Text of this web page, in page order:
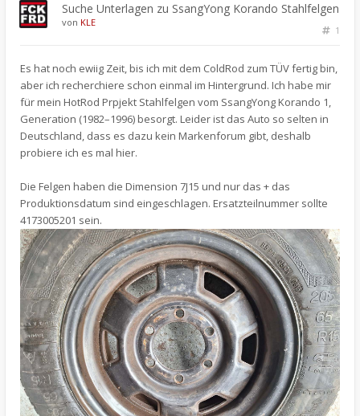
Suche Unterlagen zu SsangYong Korando Stahlfelgen
1
von KLE
Es hat noch ewiig Zeit, bis ich mit dem ColdRod zum TÜV fertig bin,
aber ich recherchiere schon einmal im Hintergrund. Ich habe mir
für mein HotRod Prpjekt Stahlfelgen vom SsangYong Korando 1,
Generation (1982–1996) besorgt. Leider ist das Auto so selten in
Deutschland, dass es dazu kein Markenforum gibt, deshalb
probiere ich es mal hier.
Die Felgen haben die Dimension 7J15 und nur das + das
Produktionsdatum sind eingeschlagen. Ersatzteilnummer sollte
4173005201 sein.